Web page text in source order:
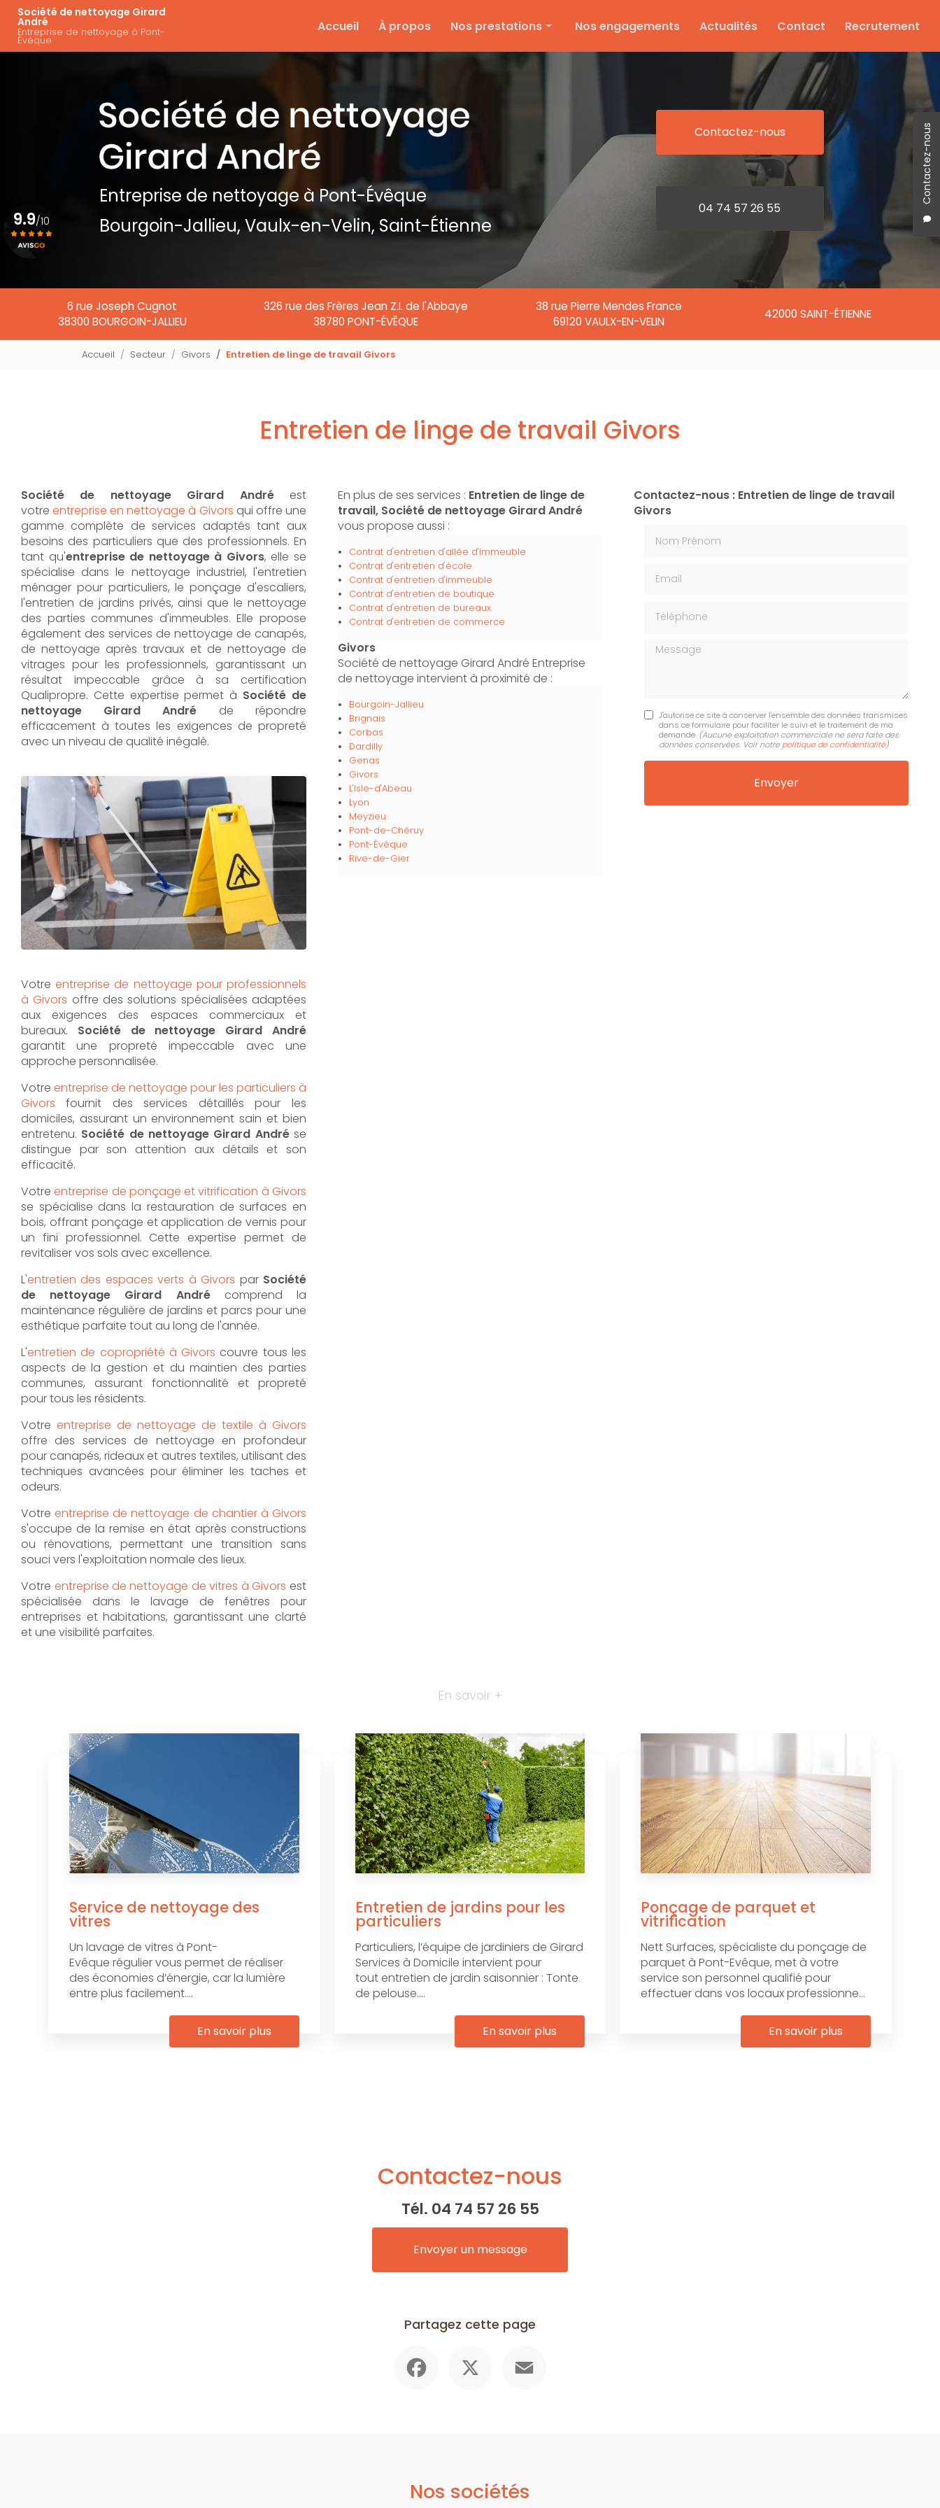
Aller
contenu
principal
Société de nettoyage Girard
André
Entreprise de nettoyage à Pont-
Évêque
Contactez-nous
Accueil
À propos Nos prestations
Nettoyage d'entreprise
Ponçage et vitrification
Nettoyage de textile
Nettoyage de chantier
Nettoyage de vitre
Nos engagements Actualités Contact Recrutement
Entreprise de nettoyage à Pont-Évêque
Bourgoin-Jallieu, Vaulx-en-Velin, Saint-Étienne
Contactez-nous
04 74 57 26 55
6 rue Joseph Cugnot
38300 BOURGOIN-JALLIEU
326 rue des Frères Jean Z.I. de l'Abbaye
38780 PONT-ÉVÊQUE
38 rue Pierre Mendes France
69120 VAULX-EN-VELIN
42000 SAINT-ÉTIENNE
9.9/10
Accueil Secteur Givors Entretien de linge de travail Givors
Entretien de linge de travail Givors
Société de nettoyage Girard Andréest
votreentreprise en nettoyage à Givors qui offre une
gamme complète de services adaptés tant aux
besoins des particuliers que des professionnels. En
tant qu'entreprise de nettoyage à Givors, elle se
spécialise dans le nettoyage industriel, l'entretien
ménager pour particuliers, le ponçage d'escaliers,
l'entretien de jardins privés, ainsi que le nettoyage
des parties communes d'immeubles. Elle propose
également des services de nettoyage de canapés,
de nettoyage après travaux et de nettoyage de
vitrages pour les professionnels, garantissant un
résultat impeccable grâce à sa certification
Qualipropre. Cette expertise permet à Société de
nettoyage Girard André de répondre
efficacement à toutes les exigences de propreté
avec un niveau de qualité inégalé.
Votreentreprise de nettoyage pour professionnels
à Givors offre des solutions spécialisées adaptées
aux exigences des espaces commerciaux et
bureaux. Société de nettoyage Girard André
garantit une propreté impeccable avec une
approche personnalisée.
Votre entreprise de nettoyage pour les particuliers à
Givors fournit des services détaillés pour les
domiciles, assurant un environnement sain et bien
entretenu. Société de nettoyage Girard Andrése
distingue par son attention aux détails et son
efficacité.
Votreentreprise de ponçage et vitrification à Givors
se spécialise dans la restauration de surfaces en
bois, offrant ponçage et application de vernis pour
un fini professionnel. Cette expertise permet de
revitaliser vos sols avec excellence.
L'entretien des espaces verts à Givors par Société
de nettoyage Girard Andrécomprend la
maintenance régulière de jardins et parcs pour une
esthétique parfaite tout au long de l'année.
L'entretien de copropriété à Givors couvre tous les
aspects de la gestion et du maintien des parties
communes, assurant fonctionnalité et propreté
pour tous les résidents.
Votre entreprise de nettoyage de textile à Givors
offre des services de nettoyage en profondeur
pour canapés, rideaux et autres textiles, utilisant des
techniques avancées pour éliminer les taches et
odeurs.
Votreentreprise de nettoyage de chantier à Givors
s'occupe de la remise en état après constructions
ou rénovations, permettant une transition sans
souci vers l'exploitation normale des lieux.
Votre entreprise de nettoyage de vitres à Givors est
spécialisée dans le lavage de fenêtres pour
entreprises et habitations, garantissant une clarté
et une visibilité parfaites.
En plus de ses services : Entretien de linge de
travail, Société de nettoyage Girard André
vous propose aussi :
Contrat d'entretien d'allée d'immeuble
Contrat d'entretien d'école
Contrat d'entretien d'immeuble
Contrat d'entretien de boutique
Contrat d'entretien de bureaux
Contrat d'entretien de commerce
Givors
Société de nettoyage Girard André Entreprise
de nettoyage intervient à proximité de :
Bourgoin-Jallieu
Brignais
Corbas
Dardilly
Genas
Givors
L'Isle-d'Abeau
Lyon
Meyzieu
Pont-de-Chéruy
Pont-Évêque
Rive-de-Gier
Contactez-nous : Entretien de linge de travail
Givors
Message
J'autorise ce site à conserver l'ensemble des données transmises
dans ce formulaire pour faciliter le suivi et le traitement de ma
demande. (Aucune exploitation commerciale ne sera faite des
données conservées. Voir notre politique de confidentialité)
En savoir +
Service de nettoyage des
vitres
Un lavage de vitres à Pont-
Evêque régulier vous permet de réaliser
des économies d’énergie, car la lumière
entre plus facilement....
En savoir plus
Entretien de jardins pour les
particuliers
Particuliers, l’équipe de jardiniers de Girard
Services à Domicile intervient pour
tout entretien de jardin saisonnier : Tonte
de pelouse....
En savoir plus
Ponçage de parquet et
vitrification
Nett Surfaces, spécialiste du ponçage de
parquet à Pont-Evêque, met à votre
service son personnel qualifié pour
effectuer dans vos locaux professionne...
En savoir plus
Contactez-nous
Tél. 04 74 57 26 55
Envoyer un message
Partagez cette page
Nos sociétés